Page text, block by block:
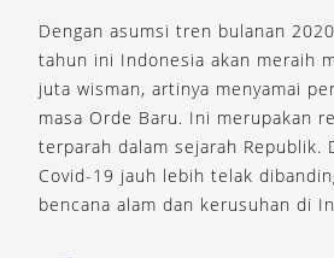
Dengan asumsi tren bulanan
tahun ini Indonesia akan meraih
juta wisman, artinya menyamai
masa Orde Baru. Ini merupakan
terparah dalam sejarah Republik.
Covid-19 jauh lebih telak
bencana alam dan kerusuhan di